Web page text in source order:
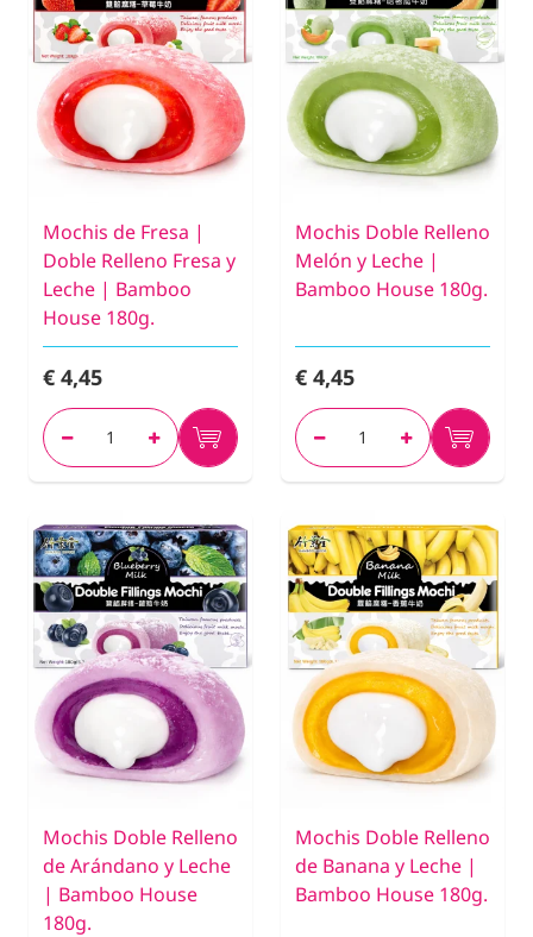
Mochis de Fresa |
Doble Relleno Fresa y
Leche | Bamboo
House 180g.
€ 4,45
Mochis Doble Relleno
Melón y Leche |
Bamboo House 180g.
€ 4,45
Mochis Doble Relleno
de Arándano y Leche
| Bamboo House
180g.
Mochis Doble Relleno
de Banana y Leche |
Bamboo House 180g.